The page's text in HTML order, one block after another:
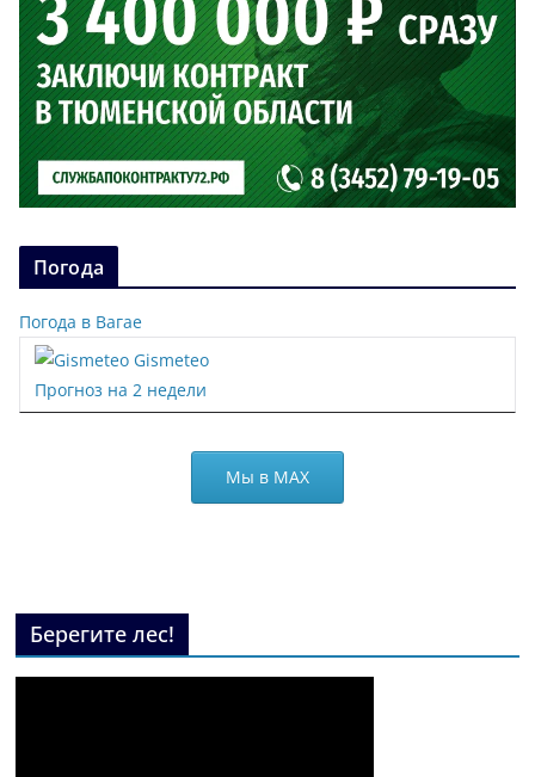
Погода
Погода в Вагае
Gismeteo
Прогноз на 2 недели
Мы в МАХ
Берегите лес!